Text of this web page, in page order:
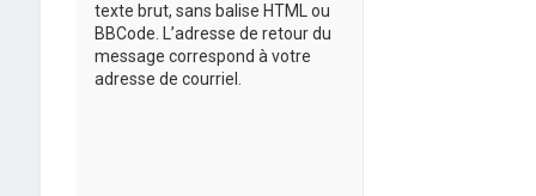
texte brut, sans balise HTML ou
BBCode. L’adresse de retour du
message correspond à votre
adresse de courriel.